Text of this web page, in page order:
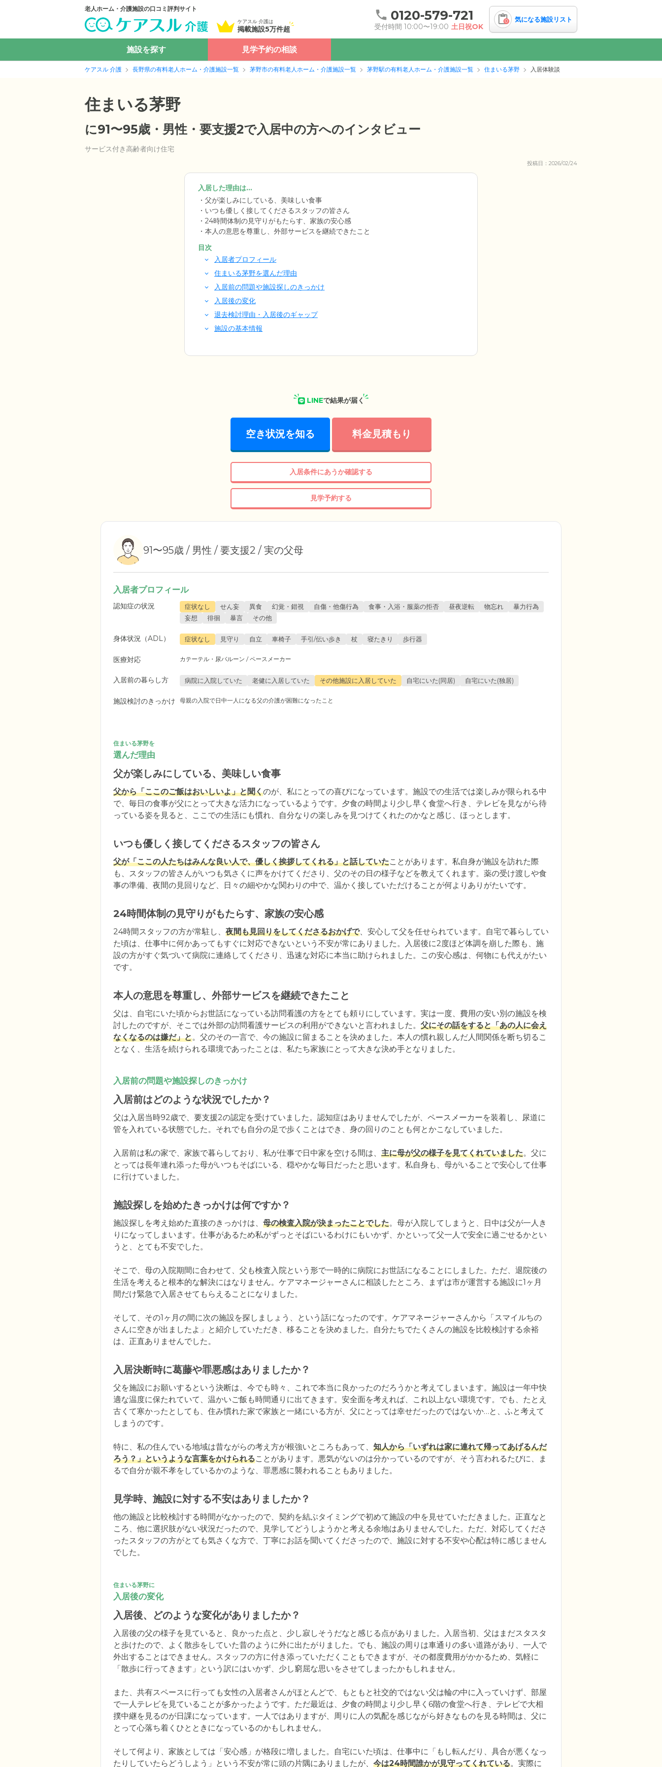
老人ホーム・介護施設の口コミ評判サイト
ケアスル 介護は
掲載施設5万件超
0120-579-721
受付時間 10:00〜19:00 土日祝OK
0 気になる施設リスト
施設を探す 見学予約の相談
ケアスル 介護 長野県の有料老人ホーム・介護施設一覧 茅野市の有料老人ホーム・介護施設一覧 茅野駅の有料老人ホーム・介護施設一覧 住まいる茅野 入居体験談
住まいる茅野
に91〜95歳・男性・要支援2で入居中の方へのインタビュー
サービス付き高齢者向け住宅
投稿日：2026/02/24
入居した理由は...
父が楽しみにしている、美味しい食事
いつも優しく接してくださるスタッフの皆さん
24時間体制の見守りがもたらす、家族の安心感
本人の意思を尊重し、外部サービスを継続できたこと
目次
入居者プロフィール
住まいる茅野を選んだ理由
入居前の問題や施設探しのきっかけ
入居後の変化
退去検討理由・入居後のギャップ
施設の基本情報
LINEで結果が届く
空き状況を知る 料金見積もり
入居条件にあうか確認する
見学予約する
91〜95歳 / 男性 / 要支援2 / 実の父母
入居者プロフィール
認知症の状況 症状なし せん妄 異食 幻覚・錯視 自傷・他傷行為 食事・入浴・服薬の拒否 昼夜逆転 物忘れ
暴力行為
妄想
徘徊 暴言 その他
身体状況（ADL） 症状なし 見守り 自立 車椅子 手引/伝い歩き 杖 寝たきり 歩行器
医療対応 カテーテル・尿バルーン / ペースメーカー
入居前の暮らし方 病院に入院していた 老健に入居していた その他施設に入居していた 自宅にいた(同居) 自宅にいた(独居)
施設検討のきっかけ 母親の入院で日中一人になる父の介護が困難になったこと
住まいる茅野を
選んだ理由
父が楽しみにしている、美味しい食事
父から「ここのご飯はおいしいよ」と聞くのが、私にとっての喜びになっています。施設での生活では楽しみが限られる中
で、毎日の食事が父にとって大きな活力になっているようです。夕食の時間より少し早く食堂へ行き、テレビを見ながら待
っている姿を見ると、ここでの生活にも慣れ、自分なりの楽しみを見つけてくれたのかなと感じ、ほっとします。
いつも優しく接してくださるスタッフの皆さん
父が「ここの人たちはみんな良い人で、優しく挨拶してくれる」と話していたことがあります。私自身が施設を訪れた際
も、スタッフの皆さんがいつも気さくに声をかけてくださり、父のその日の様子などを教えてくれます。薬の受け渡しや食
事の準備、夜間の見回りなど、日々の細やかな関わりの中で、温かく接していただけることが何よりありがたいです。
24時間体制の見守りがもたらす、家族の安心感
24時間スタッフの方が常駐し、 夜間も見回りをしてくださるおかげで、安心して父を任せられています。自宅で暮らしてい
た頃は、仕事中に何かあってもすぐに対応できないという不安が常にありました。入居後に2度ほど体調を崩した際も、施
設の方がすぐ気づいて病院に連絡してくださり、迅速な対応に本当に助けられました。この安心感は、何物にも代えがたい
です。
本人の意思を尊重し、外部サービスを継続できたこと
父は、自宅にいた頃からお世話になっている訪問看護の方をとても頼りにしています。実は一度、費用の安い別の施設を検
討したのですが、そこでは外部の訪問看護サービスの利用ができないと言われました。 父にその話をすると「あの人に会え
なくなるのは嫌だ」と。父のその一言で、今の施設に留まることを決めました。本人の慣れ親しんだ人間関係を断ち切るこ
となく、生活を続けられる環境であったことは、私たち家族にとって大きな決め手となりました。
入居前の問題や施設探しのきっかけ
入居前はどのような状況でしたか？
父は入居当時92歳で、要支援2の認定を受けていました。認知症はありませんでしたが、ペースメーカーを装着し、尿道に
管を入れている状態でした。それでも自分の足で歩くことはでき、身の回りのことも何とかこなしていました。
入居前は私の家で、家族で暮らしており、私が仕事で日中家を空ける間は、 主に母が父の様子を見てくれていました。父に
とっては長年連れ添った母がいつもそばにいる、穏やかな毎日だったと思います。私自身も、母がいることで安心して仕事
に行けていました。
施設探しを始めたきっかけは何ですか？
施設探しを考え始めた直接のきっかけは、 母の検査入院が決まったことでした。母が入院してしまうと、日中は父が一人き
りになってしまいます。仕事があるため私がずっとそばにいるわけにもいかず、かといって父一人で安全に過ごせるかとい
うと、とても不安でした。
そこで、母の入院期間に合わせて、父も検査入院という形で一時的に病院にお世話になることにしました。ただ、退院後の
生活を考えると根本的な解決にはなりません。ケアマネージャーさんに相談したところ、まずは市が運営する施設に1ヶ月
間だけ緊急で入居させてもらえることになりました。
そして、その1ヶ月の間に次の施設を探しましょう、という話になったのです。ケアマネージャーさんから「スマイルちの
さんに空きが出ましたよ」と紹介していただき、移ることを決めました。自分たちでたくさんの施設を比較検討する余裕
は、正直ありませんでした。
入居決断時に葛藤や罪悪感はありましたか？
父を施設にお願いするという決断は、今でも時々、これで本当に良かったのだろうかと考えてしまいます。施設は一年中快
適な温度に保たれていて、温かいご飯も時間通りに出てきます。安全面を考えれば、これ以上ない環境です。でも、たとえ
古くて寒かったとしても、住み慣れた家で家族と一緒にいる方が、父にとっては幸せだったのではないか…と、ふと考えて
しまうのです。
特に、私の住んでいる地域は昔ながらの考え方が根強いところもあって、 知人から「いずれは家に連れて帰ってあげるんだ
ろう？」というような言葉をかけられることがあります。悪気がないのは分かっているのですが、そう言われるたびに、ま
るで自分が親不孝をしているかのような、罪悪感に襲われることもありました。
見学時、施設に対する不安はありましたか？
他の施設と比較検討する時間がなかったので、契約を結ぶタイミングで初めて施設の中を見せていただきました。正直なと
ころ、他に選択肢がない状況だったので、見学してどうしようかと考える余地はありませんでした。ただ、対応してくださ
ったスタッフの方がとても気さくな方で、丁寧にお話を聞いてくださったので、施設に対する不安や心配は特に感じません
でした。
住まいる茅野に
入居後の変化
入居後、どのような変化がありましたか？
入居後の父の様子を見ていると、良かった点と、少し寂しそうだなと感じる点がありました。入居当初、父はまだスタスタ
と歩けたので、よく散歩をしていた昔のように外に出たがりました。でも、施設の周りは車通りの多い道路があり、一人で
外出することはできません。スタッフの方に付き添っていただくこともできますが、その都度費用がかかるため、気軽に
「散歩に行ってきます」という訳にはいかず、少し窮屈な思いをさせてしまったかもしれません。
また、共有スペースに行っても女性の入居者さんがほとんどで、もともと社交的ではない父は輪の中に入っていけず、部屋
で一人テレビを見ていることが多かったようです。ただ最近は、夕食の時間より少し早く6階の食堂へ行き、テレビで大相
撲中継を見るのが日課になっています。一人ではありますが、周りに人の気配を感じながら好きなものを見る時間は、父に
とって心落ち着くひとときになっているのかもしれません。
そして何より、家族としては「安心感」が格段に増しました。自宅にいた頃は、仕事中に「もし転んだり、具合が悪くなっ
たりしていたらどうしよう」という不安が常に頭の片隅にありましたが、 今は24時間誰かが見守ってくれている。実際に